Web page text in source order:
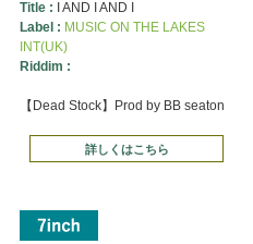
Title : I AND I AND I
Label : MUSIC ON THE LAKES
INT(UK)
Riddim :
【Dead Stock】Prod by BB seaton
詳しくはこちら